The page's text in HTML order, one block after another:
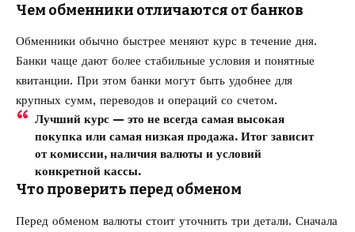
Чем обменники отличаются от банков
Обменники обычно быстрее меняют курс в течение дня.
Банки чаще дают более стабильные условия и понятные
квитанции. При этом банки могут быть удобнее для
крупных сумм, переводов и операций со счетом.
Лучший курс — это не всегда самая высокая
покупка или самая низкая продажа. Итог зависит
от комиссии, наличия валюты и условий
конкретной кассы.
Что проверить перед обменом
Перед обменом валюты стоит уточнить три детали. Сначала